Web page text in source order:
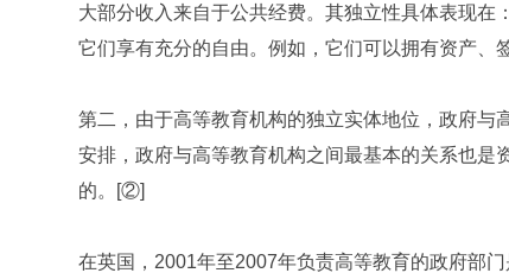
大部分收入来自于公共经费。其独立性具体表现在
它们享有充分的自由。例如，它们可以拥有资产、
第二，由于高等教育机构的独立实体地位，政府与
安排，政府与高等教育机构之间最基本的关系也是
的。[②]
在英国，2001年至2007年负责高等教育的政府部